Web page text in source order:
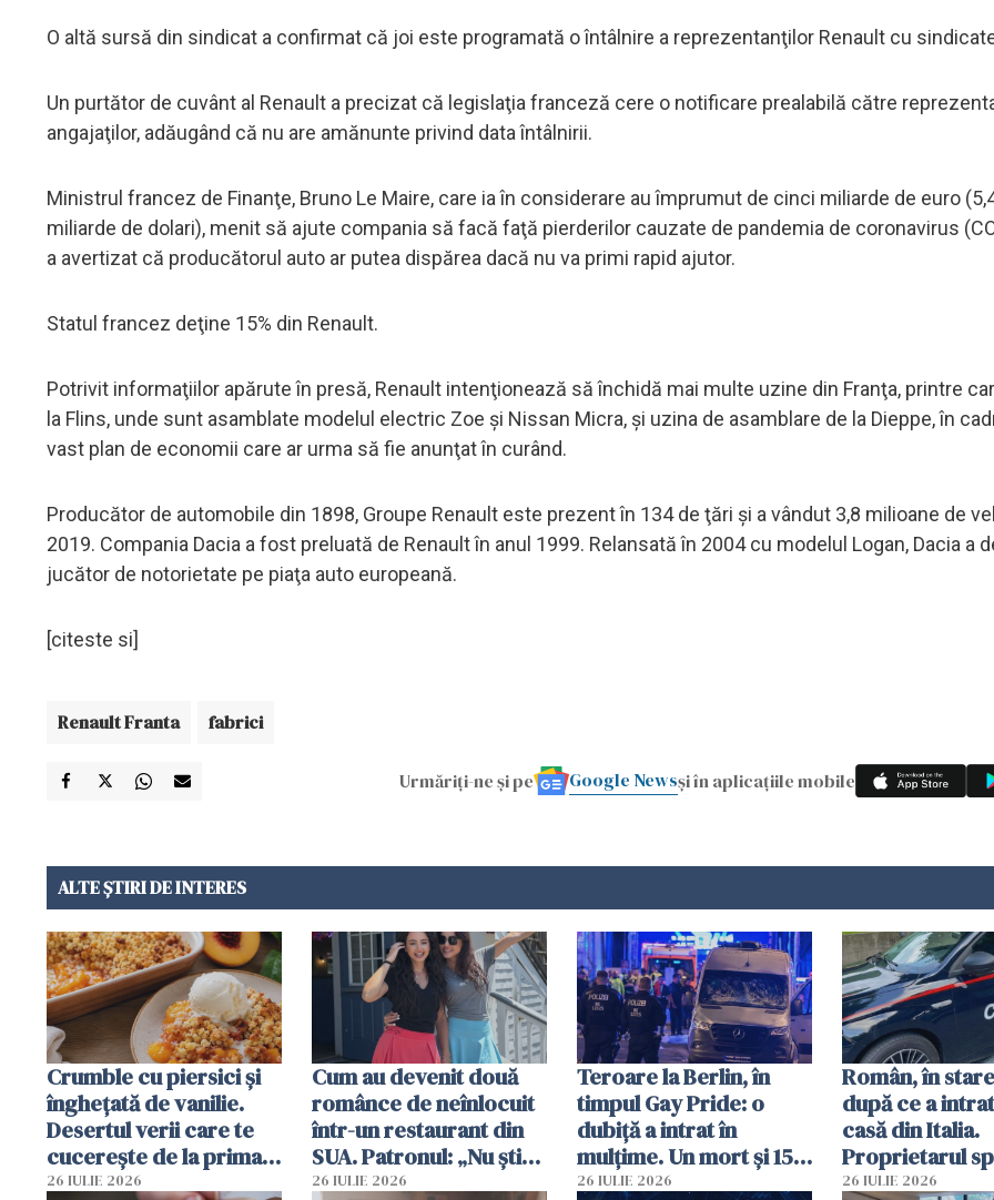
O altă sursă din sindicat a confirmat că joi este programată o întâlnire a reprezentanţilor Renault cu
Un purtător de cuvânt al Renault a precizat că legislaţia franceză cere o notificare prealabilă către
angajaţilor, adăugând că nu are amănunte privind data întâlnirii.
Ministrul francez de Finanţe, Bruno Le Maire, care ia în considerare au împrumut de cinci miliarde de euro
miliarde de dolari), menit să ajute compania să facă faţă pierderilor cauzate de pandemia de coronavirus
a avertizat că producătorul auto ar putea dispărea dacă nu va primi rapid ajutor.
Statul francez deţine 15% din Renault.
Potrivit informaţiilor apărute în presă, Renault intenţionează să închidă mai multe uzine din Franţa, printre
la Flins, unde sunt asamblate modelul electric Zoe şi Nissan Micra, şi uzina de asamblare de la Dieppe, în
vast plan de economii care ar urma să fie anunţat în curând.
Producător de automobile din 1898, Groupe Renault este prezent în 134 de ţări şi a vândut 3,8 milioane de
2019. Compania Dacia a fost preluată de Renault în anul 1999. Relansată în 2004 cu modelul Logan, Dacia a
jucător de notorietate pe piaţa auto europeană.
[citeste si]
Renault Franta fabrici
Urmăriți-ne și pe Google Newsși în aplicațiile mobile
ALTE ȘTIRI DE INTERES
Crumble cu piersici și
înghețată de vanilie.
Desertul verii care te
cucerește de la prima
lingură
26 IULIE 2026
Cum au devenit două
românce de neînlocuit
într-un restaurant din
SUA. Patronul: „Nu știu
ce o să mă fac fără voi”
26 IULIE 2026
Teroare la Berlin, în
timpul Gay Pride: o
dubiță a intrat în
mulțime. Un mort și 15
răniți
26 IULIE 2026
Român, în
după ce a
casă din Italia.
Proprietarul
s-a apărat cu
26 IULIE 2026